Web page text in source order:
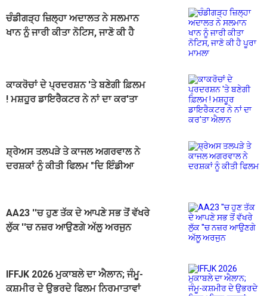
ਚੰਡੀਗੜ੍ਹ ਜ਼ਿਲ੍ਹਾ ਅਦਾਲਤ ਨੇ ਸਲਮਾਨ
ਖਾਨ ਨੂੰ ਜਾਰੀ ਕੀਤਾ ਨੋਟਿਸ, ਜਾਣੋ ਕੀ ਹੈ
ਕਾਕਰੋਚਾਂ ਦੇ ਪ੍ਰਦਰਸ਼ਨ 'ਤੇ ਬਣੇਗੀ ਫ਼ਿਲਮ
! ਮਸ਼ਹੂਰ ਡਾਇਰੈਕਟਰ ਨੇ ਨਾਂ ਦਾ ਕਰ'ਤਾ
ਸ਼੍ਰੇਅਸ ਤਲਪੜੇ ਤੇ ਕਾਜਲ ਅਗਰਵਾਲ ਨੇ
ਦਰਸ਼ਕਾਂ ਨੂੰ ਕੀਤੀ ਫਿਲਮ "ਦਿ ਇੰਡੀਆ
AA23 ''ਚ ਹੁਣ ਤੱਕ ਦੇ ਆਪਣੇ ਸਭ ਤੋਂ ਵੱਖਰੇ
ਲੁੱਕ ''ਚ ਨਜ਼ਰ ਆਉਣਗੇ ਅੱਲੂ ਅਰਜੁਨ
IFFJK 2026 ਮੁਕਾਬਲੇ ਦਾ ਐਲਾਨ; ਜੰਮੂ-
ਕਸ਼ਮੀਰ ਦੇ ਉਭਰਦੇ ਫਿਲਮ ਨਿਰਮਾਤਾਵਾਂ